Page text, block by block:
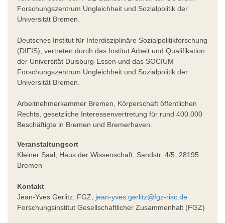
Forschungszentrum Ungleichheit und Sozialpolitik der
Universität Bremen.
Deutsches Institut für Interdisziplinäre Sozialpolitikforschung
(DIFIS), vertreten durch das Institut Arbeit und Qualifikation
der Universität Duisburg-Essen und das SOCIUM
Forschungszentrum Ungleichheit und Sozialpolitik der
Universität Bremen.
Arbeitnehmerkammer Bremen, Körperschaft öffentlichen
Rechts, gesetzliche Interessenvertretung für rund 400.000
Beschäftigte in Bremen und Bremerhaven.
Veranstaltungsort
Kleiner Saal, Haus der Wissenschaft, Sandstr. 4/5, 28195
Bremen
Kontakt
Jean-Yves Gerlitz, FGZ, jean-yves.gerlitz@fgz-risc.de
Forschungsinstitut Gesellschaftlicher Zusammenhalt (FGZ)